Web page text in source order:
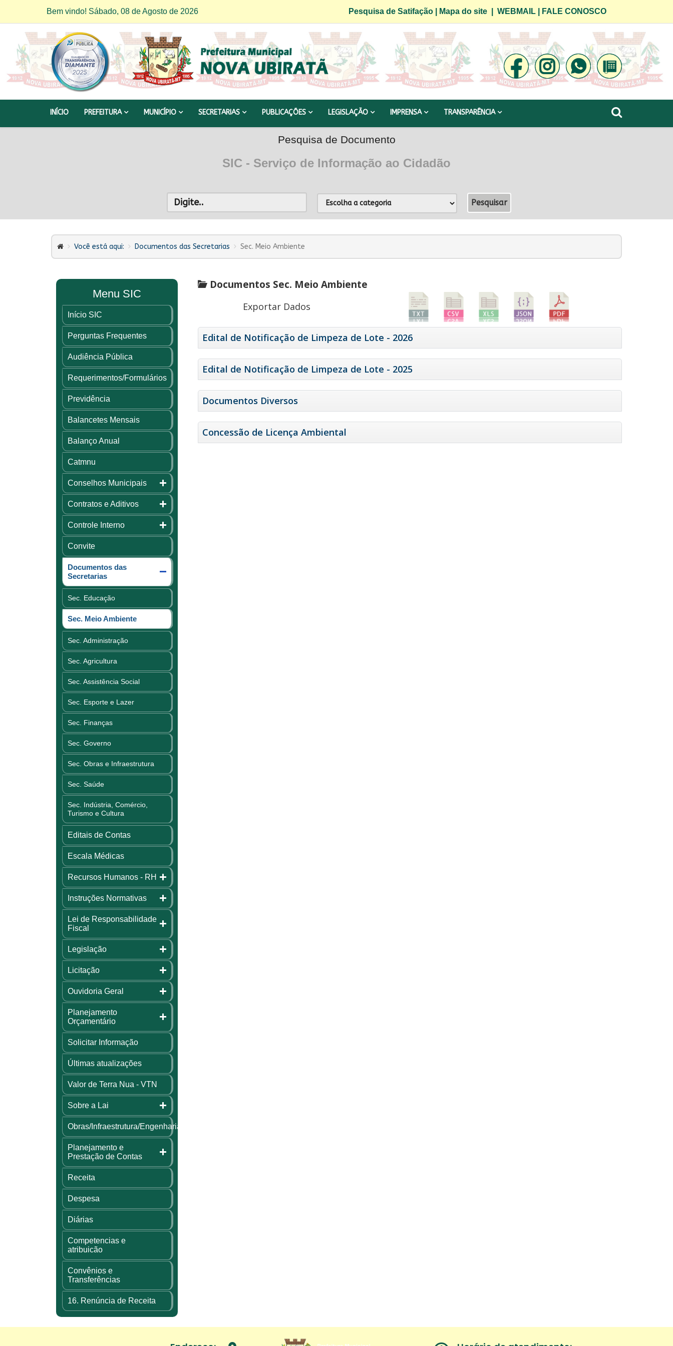
Bem vindo! Sábado, 08 de Agosto de 2026 Pesquisa de Satifação| Mapa do site| WEBMAIL| FALE CONOSCO
INÍCIO PREFEITURA MUNICÍPIO SECRETARIAS PUBLICAÇÕES LEGISLAÇÃO IMPRENSA TRANSPARÊNCIA
Pesquisa de Documento
SIC - Serviço de Informação ao Cidadão
Você está aqui: Documentos das Secretarias Sec. Meio Ambiente
Menu SIC
Início SIC
Perguntas Frequentes
Audiência Pública
Requerimentos/Formulários
Previdência
Balancetes Mensais
Balanço Anual
Catmnu
Conselhos Municipais
Contratos e Aditivos
Controle Interno
Convite
Documentos das
Secretarias
Sec. Educação
Sec. Meio Ambiente
Sec. Administração
Sec. Agricultura
Sec. Assistência Social
Sec. Esporte e Lazer
Sec. Finanças
Sec. Governo
Sec. Obras e Infraestrutura
Sec. Saúde
Sec. Indústria, Comércio,
Turismo e Cultura
Editais de Contas
Escala Médicas
Recursos Humanos - RH
Instruções Normativas
Lei de Responsabilidade
Fiscal
Legislação
Licitação
Ouvidoria Geral
Planejamento
Orçamentário
Solicitar Informação
Últimas atualizações
Valor de Terra Nua - VTN
Sobre a Lai
Obras/Infraestrutura/Engenharia
Planejamento e
Prestação de Contas
Receita
Despesa
Diárias
Competencias e
atribuicão
Convênios e
Transferências
16. Renúncia de Receita
Documentos Sec. Meio Ambiente
Exportar Dados
Edital de Notificação de Limpeza de Lote - 2026
Edital de Notificação de Limpeza de Lote - 2025
Documentos Diversos
Concessão de Licença Ambiental